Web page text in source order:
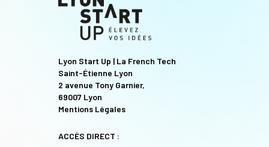
Lyon Start Up | La French Tech
Saint-Étienne Lyon
2 avenue Tony Garnier,
69007 Lyon
Mentions Légales
ACCÈS DIRECT :